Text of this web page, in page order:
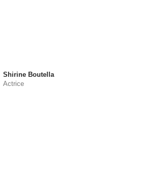
Shirine Boutella
Actrice